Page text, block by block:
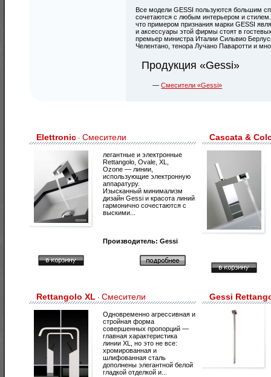
Все модели GESSI пользуются большим
сочетаются с любым интерьером и
что примером признания марки GESSI
и аксессуары этой фирмы стоят в
премьер министра Италии Сильвио
Челентано, тенора Лучано Паваротти и
Продукция «Gessi»
Смесители «Gessi»
Elettronic · Смесители
легантные и электронные
Rettangolo, Ovale, XL,
Ozone — линии,
использующие электронную
аппаратуру.
Изысканный минимализм
дизайн Gessi и красота линий
гармонично сочестаются с
выскими...
Производитель: Gessi
Cascata &
Rettangolo XL · Смесители
Одновременно агрессивная и
стройная форма
совершенных пропорций —
главная характеристика
линии XL, но это не все:
хромированная и
шлифованная сталь
дополнены элегантной белой
гладкой отделкой и...
Gessi